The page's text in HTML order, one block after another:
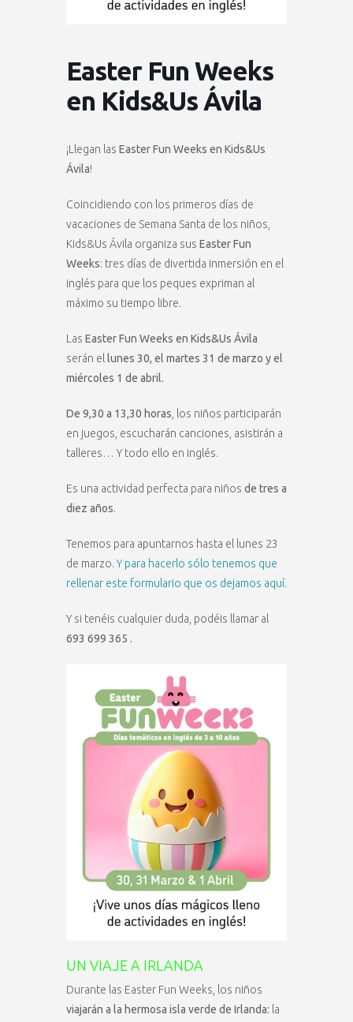
Easter Fun Weeks
en Kids&Us Ávila
¡Llegan las Easter Fun Weeks en Kids&Us
Ávila!
Coincidiendo con los primeros días de
vacaciones de Semana Santa de los niños,
Kids&Us Ávila organiza sus Easter Fun
Weeks: tres días de divertida inmersión en el
inglés para que los peques expriman al
máximo su tiempo libre.
Las Easter Fun Weeks en Kids&Us Ávila
serán el lunes 30, el martes 31 de marzo y el
miércoles 1 de abril.
De 9,30 a 13,30 horas , los niños participarán
en juegos, escucharán canciones, asistirán a
talleres… Y todo ello en inglés.
Es una actividad perfecta para niños de tres a
diez años.
Tenemos para apuntarnos hasta el lunes 23
de marzo.Y para hacerlo sólo tenemos que
rellenar este formulario que os dejamos aquí.
Y si tenéis cualquier duda, podéis llamar al
693 699 365 .
UN VIAJE A IRLANDA
Durante las Easter Fun Weeks, los niños
viajarán a la hermosa isla verde de Irlanda: la